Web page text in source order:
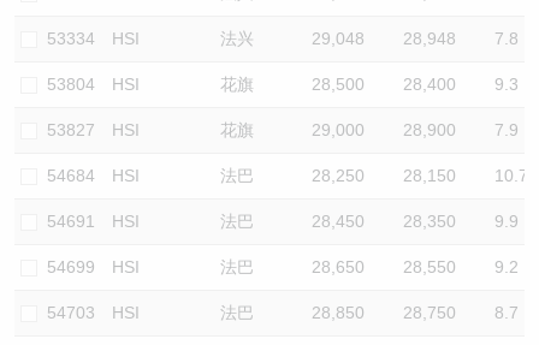
53334 HSI 法兴 29,048 28,948 7.8
53804 HSI 花旗 28,500 28,400 9.3
53827 HSI 花旗 29,000 28,900 7.9
54684 HSI 法巴 28,250 28,150 10.7
54691 HSI 法巴 28,450 28,350 9.9
54699 HSI 法巴 28,650 28,550 9.2
54703 HSI 法巴 28,850 28,750 8.7